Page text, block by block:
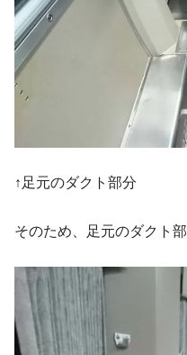
↑足元のダクト部分
そのため、足元のダクト